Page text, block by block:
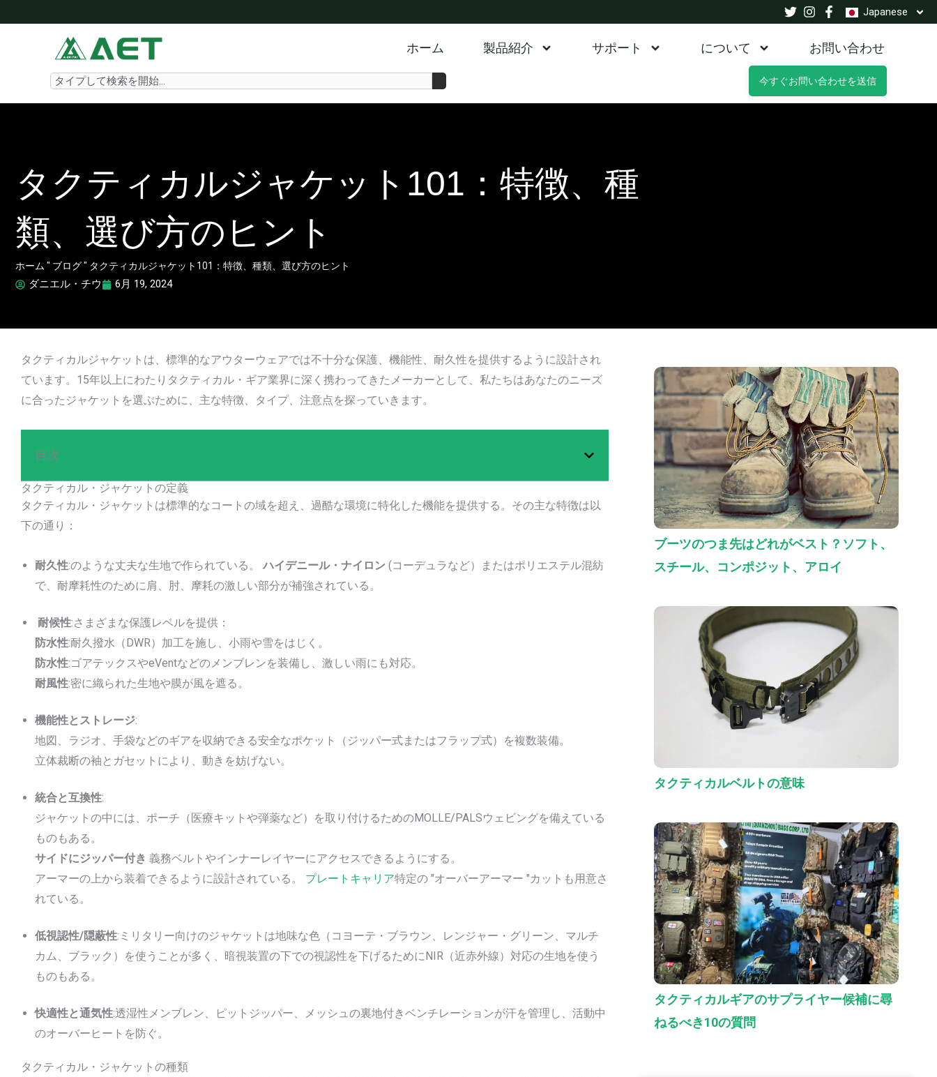
容
ッ
Japanese
ホーム 製品紹介 サポート について お問い合わせ
Search 今すぐお問い合わせを送信
タクティカルジャケット101：特徴、種
類、選び方のヒント
ホーム " ブログ" タクティカルジャケット101：特徴、種類、選び方のヒント
ダニエル・チウ 6月 19, 2024
タクティカルジャケットは、標準的なアウターウェアでは不十分な保護、機能性、耐久性を提供するように設計され
ています。15年以上にわたりタクティカル・ギア業界に深く携わってきたメーカーとして、私たちはあなたのニーズ
に合ったジャケットを選ぶために、主な特徴、タイプ、注意点を探っていきます。
目次
タクティカル・ジャケットの定義
タクティカル・ジャケットは標準的なコートの域を超え、過酷な環境に特化した機能を提供する。その主な特徴は以
下の通り：
耐久性:のような丈夫な生地で作られている。ハイデニール・ナイロン (コーデュラなど）またはポリエステル混紡
で、耐摩耗性のために肩、肘、摩耗の激しい部分が補強されている。
耐候性:さまざまな保護レベルを提供：
防水性:耐久撥水（DWR）加工を施し、小雨や雪をはじく。
防水性:ゴアテックスやeVentなどのメンブレンを装備し、激しい雨にも対応。
耐風性:密に織られた生地や膜が風を遮る。
機能性とストレージ:
地図、ラジオ、手袋などのギアを収納できる安全なポケット（ジッパー式またはフラップ式）を複数装備。
立体裁断の袖とガセットにより、動きを妨げない。
統合と互換性:
ジャケットの中には、ポーチ（医療キットや弾薬など）を取り付けるためのMOLLE/PALSウェビングを備えている
ものもある。
サイドにジッパー付き 義務ベルトやインナーレイヤーにアクセスできるようにする。
アーマーの上から装着できるように設計されている。 プレートキャリア特定の "オーバーアーマー "カットも用意さ
れている。
低視認性/隠蔽性:ミリタリー向けのジャケットは地味な色（コヨーテ・ブラウン、レンジャー・グリーン、マルチ
カム、ブラック）を使うことが多く、暗視装置の下での視認性を下げるためにNIR（近赤外線）対応の生地を使う
ものもある。
快適性と通気性:透湿性メンブレン、ピットジッパー、メッシュの裏地付きベンチレーションが汗を管理し、活動中
のオーバーヒートを防ぐ。
タクティカル・ジャケットの種類
ブーツのつま先はどれがベスト？ソフト、
スチール、コンポジット、アロイ
タクティカルベルトの意味
タクティカルギアのサプライヤー候補に尋
ねるべき10の質問